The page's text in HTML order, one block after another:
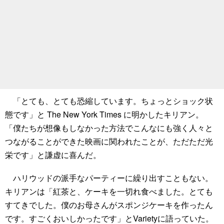
「とても、とても恐縮しています。ちょっとショック状
態です」と The New York Times に明かしたキリアン。
「僕たちが想像もしなかった方法でこんなにも強く人々と
つながることができた映画に関われたことが、ただただ光
栄です」と謙虚に喜んだ。
ハリウッドの派手なパーティーに繰り出すこともない。
キリアンは「紅茶と、ケーキを一切れ食べました。とても
すてきでした。僕のお母さんがスポンジケーキを作ったん
です。すごくおいしかったです」とVarietyに語っていた。